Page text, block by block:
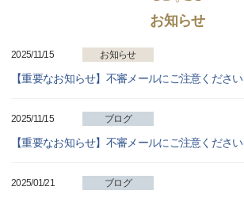
お知らせ
2025/11/15 お知らせ
【重要なお知らせ】不審メールにご注意ください
2025/11/15 ブログ
【重要なお知らせ】不審メールにご注意ください
2025/01/21 ブログ